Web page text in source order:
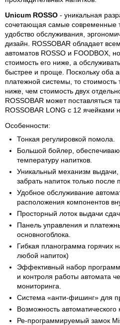
Unicum ROSSO - уникальная
сочетающая самые современные
удобство обслуживания,
дизайн. ROSSOBAR обладает
автоматов ROSSO и FOODBOX,
стоимость его ниже, а
быстрее и проще. Поскольку оба
платежной системы, то стоимость
ниже, чем стоимость двух
ROSSOBAR может поставляться
ROSSOBAR LONG c 12 ячейками
Особенности:
Тонкая регулировкой помола.
Большой бойлер,
температуру напитков.
Уникальный механизм
забрать напиток только после
Удобное обслуживание
расположения компонентов
Просторный лоток выдачи
Панель управления и
основногоблока.
Гибкая планограмма горячих
любой напиток)
Эффективный набор
и контроля работы автомата
мониторинга.
Система «анти-фишинг» для
Возможность автоматического
Ре-программируемый замок